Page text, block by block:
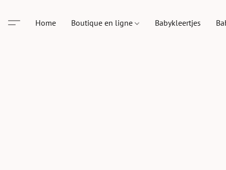
Home Boutique en ligne Babykleertjes